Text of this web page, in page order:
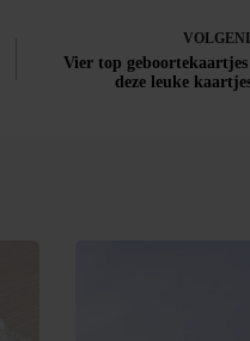
Vier top
deze leuke